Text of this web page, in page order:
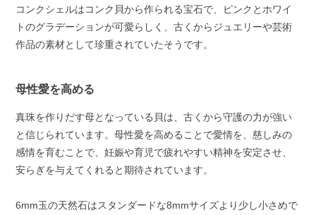
コンクシェルはコンク貝から作られる宝石で、ピンクとホワイ
トのグラデーションが可愛らしく、古くからジュエリーや芸術
作品の素材として珍重されていたそうです。
母性愛を高める
真珠を作りだす母となっている貝は、古くから守護の力が強い
と信じられています。母性愛を高めることで愛情を、慈しみの
感情を育むことで、妊娠や育児で疲れやすい精神を安定させ、
安らぎを与えてくれると期待されています。
6mm玉の天然石はスタンダードな8mmサイズより少し小さめで